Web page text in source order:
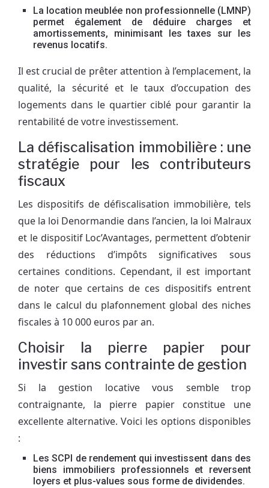
La location meublée non professionnelle (LMNP)
permet également de déduire charges et
amortissements, minimisant les taxes sur les
revenus locatifs.
Il est crucial de prêter attention à l’emplacement, la
qualité, la sécurité et le taux d’occupation des
logements dans le quartier ciblé pour garantir la
rentabilité de votre investissement.
La défiscalisation immobilière : une
stratégie pour les contributeurs
fiscaux
Les dispositifs de défiscalisation immobilière, tels
que la loi Denormandie dans l’ancien, la loi Malraux
et le dispositif Loc’Avantages, permettent d’obtenir
des réductions d’impôts significatives sous
certaines conditions. Cependant, il est important
de noter que certains de ces dispositifs entrent
dans le calcul du plafonnement global des niches
fiscales à 10 000 euros par an.
Choisir la pierre papier pour
investir sans contrainte de gestion
Si la gestion locative vous semble trop
contraignante, la pierre papier constitue une
excellente alternative. Voici les options disponibles
:
Les SCPI de rendement qui investissent dans des
biens immobiliers professionnels et reversent
loyers et plus-values sous forme de dividendes.